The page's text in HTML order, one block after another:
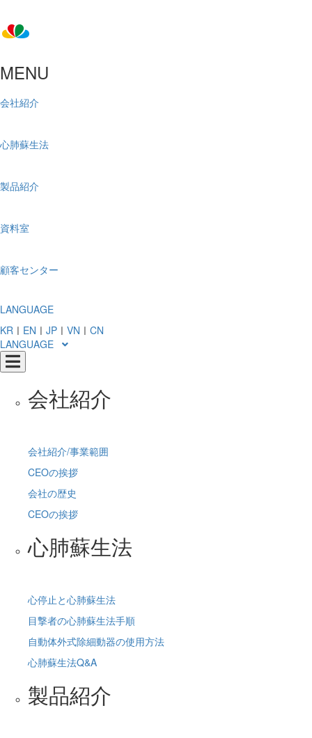
MENU
会社紹介
心肺蘇生法
製品紹介
資料室
顧客センター
LANGUAGE
KR ㅣ EN ㅣ JP ㅣ VN ㅣ CN
LANGUAGE
会社紹介
会社紹介/事業範囲
CEOの挨拶
会社の歴史
CEOの挨拶
心肺蘇生法
心停止と心肺蘇生法
目撃者の心肺蘇生法手順
自動体外式除細動器の使用方法
心肺蘇生法Q&A
製品紹介